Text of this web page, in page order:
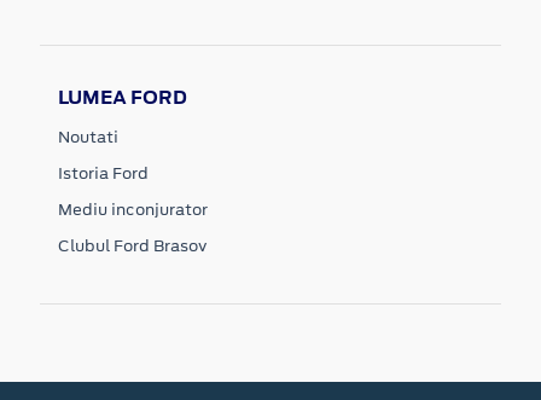
LUMEA FORD
Noutati
Istoria Ford
Mediu inconjurator
Clubul Ford Brasov